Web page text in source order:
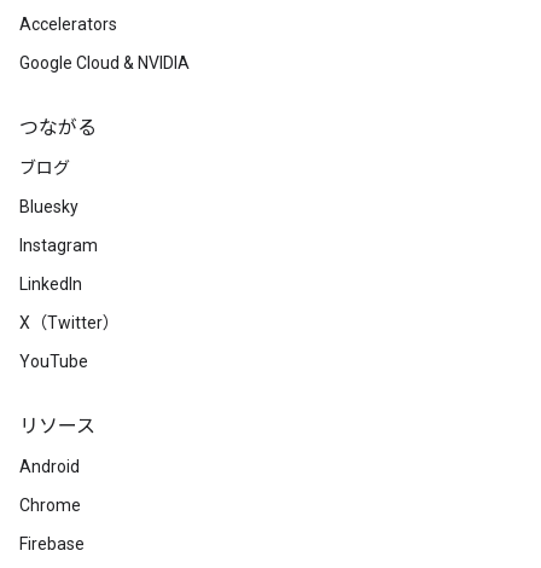
Accelerators
Google Cloud & NVIDIA
つながる
ブログ
Bluesky
Instagram
LinkedIn
X（Twitter）
YouTube
リソース
Android
Chrome
Firebase